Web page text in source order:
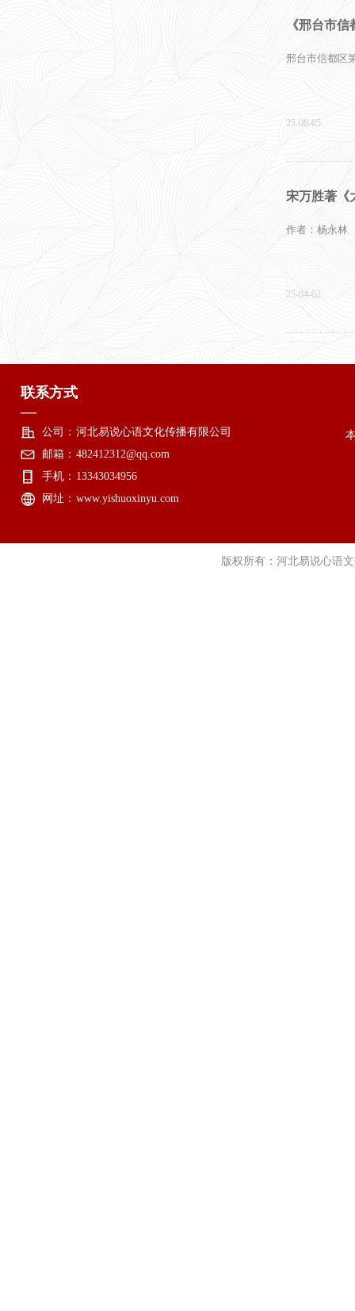
《邢台市
邢台市信都区
25-08-05
宋万胜著《
作者：杨永林
25-04-02
《方志易错
上一页
版权所有：河北易说心语
联系方式
—
公司： 河北易说心语文化传播有限公司
邮箱： 482412312@qq.com
手机： 13343034956
网址： www.yishuoxinyu.com